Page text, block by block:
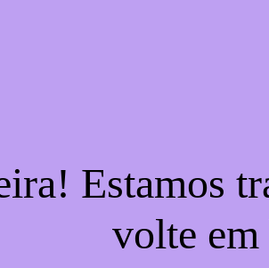
Estamos
volte em